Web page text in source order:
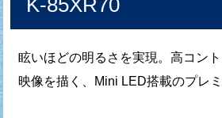
眩いほどの明るさを実現。高コン
映像を描く、Mini LED搭載のプレ